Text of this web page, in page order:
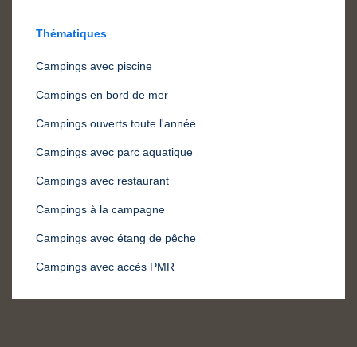
Thématiques
Campings avec piscine
Campings en bord de mer
Campings ouverts toute l'année
Campings avec parc aquatique
Campings avec restaurant
Campings à la campagne
Campings avec étang de pêche
Campings avec accès PMR